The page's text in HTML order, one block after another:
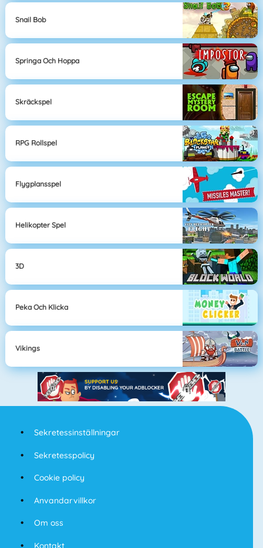
Snail Bob
Springa Och Hoppa
Skräckspel
RPG Rollspel
Flygplansspel
Helikopter Spel
3D
Peka Och Klicka
Vikings
Sekretessinställningar
Sekretesspolicy
Cookie policy
Anvandarvillkor
Om oss
Kontakt